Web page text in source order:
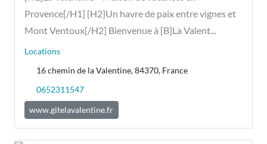
Provence[/H1] [H2]Un havre de paix entre vignes et
Mont Ventoux[/H2] Bienvenue à [B]La Valent...
Locations
16 chemin de la Valentine, 84370, France
0652311547
www.gitelavalentine.fr